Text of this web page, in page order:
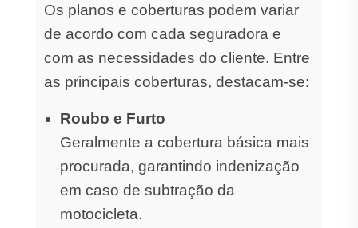
Os planos e coberturas podem variar
de acordo com cada seguradora e
com as necessidades do cliente. Entre
as principais coberturas, destacam-se:
Roubo e Furto
Geralmente a cobertura básica mais
procurada, garantindo indenização
em caso de subtração da
motocicleta.